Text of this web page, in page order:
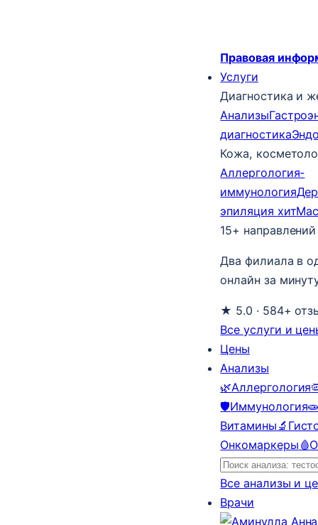
Правовая
Услуги
Диагностика и
Анализы
диагностика
Кожа,
Аллергология-
иммунология
эпиляция хит
15+
Два филиала в
онлайн за
★ 5.0 · 584+
Все услуги и
Цены
Анализы
🌿Аллергология
🛡️Иммунология
Витамины 🔬
Онкомаркеры 🩸
Все анализы и
Врачи